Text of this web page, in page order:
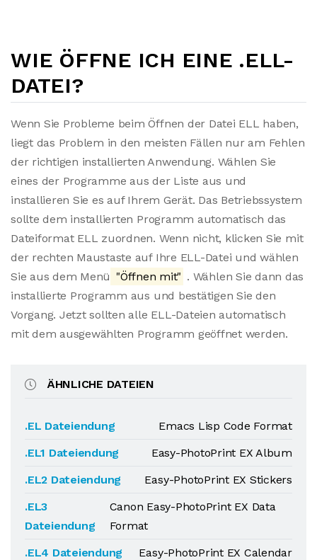
WIE ÖFFNE ICH EINE .ELL-
DATEI?
Wenn Sie Probleme beim Öffnen der Datei ELL haben,
liegt das Problem in den meisten Fällen nur am Fehlen
der richtigen installierten Anwendung. Wählen Sie
eines der Programme aus der Liste aus und
installieren Sie es auf Ihrem Gerät. Das Betriebssystem
sollte dem installierten Programm automatisch das
Dateiformat ELL zuordnen. Wenn nicht, klicken Sie mit
der rechten Maustaste auf Ihre ELL-Datei und wählen
Sie aus dem Menü "Öffnen mit" . Wählen Sie dann das
installierte Programm aus und bestätigen Sie den
Vorgang. Jetzt sollten alle ELL-Dateien automatisch
mit dem ausgewählten Programm geöffnet werden.
ÄHNLICHE DATEIEN
.EL Dateiendung
Emacs Lisp Code Format
.EL1 Dateiendung
Easy-PhotoPrint EX Album
.EL2 Dateiendung
Easy-PhotoPrint EX Stickers
.EL3
Dateiendung
Canon Easy-PhotoPrint EX Data
Format
.EL4 Dateiendung
Easy-PhotoPrint EX Calendar